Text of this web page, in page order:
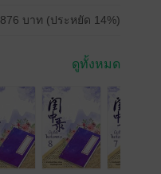
876 บาท (ประหยัด 14%)
ดูทั้งหมด